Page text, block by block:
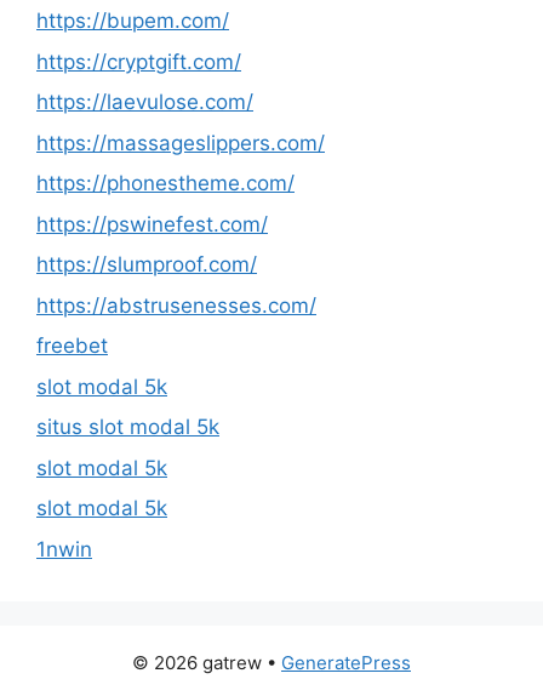
https://bupem.com/
https://cryptgift.com/
https://laevulose.com/
https://massageslippers.com/
https://phonestheme.com/
https://pswinefest.com/
https://slumproof.com/
https://abstrusenesses.com/
freebet
slot modal 5k
situs slot modal 5k
slot modal 5k
slot modal 5k
1nwin
© 2026 gatrew • GeneratePress